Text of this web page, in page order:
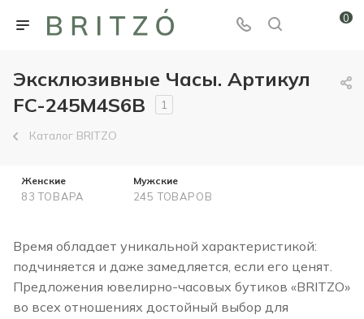
0
Эксклюзивные Часы. Артикул
FC-245M4S6B
1
Каталог BRITZO
Женские
83 ТОВАРА
Мужские
245 ТОВАРОВ
Время обладает уникальной характеристикой:
подчиняется и даже замедляется, если его ценят.
Предложения ювелирно-часовых бутиков «BRITZO»
во всех отношениях достойный выбор для